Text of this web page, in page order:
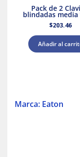
Pack de 2
blindadas media
vuelta 3P 20A
$203.46
Añadir al
Marca: Eaton